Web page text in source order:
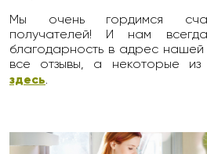
Мы очень гордимся
получателей! И нам
благодарность в адрес
все отзывы, а некоторые из
здесь.